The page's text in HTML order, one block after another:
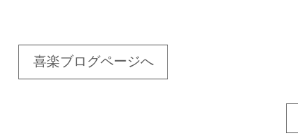
喜楽ブログページへ